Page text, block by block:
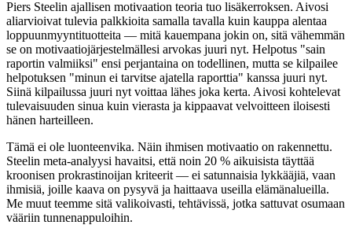
Piers Steelin ajallisen motivaation teoria tuo lisäkerroksen. Aivosi
aliarvioivat tulevia palkkioita samalla tavalla kuin kauppa alentaa
loppuunmyyntituotteita — mitä kauempana jokin on, sitä vähemmän
se on motivaatiojärjestelmällesi arvokas juuri nyt. Helpotus "sain
raportin valmiiksi" ensi perjantaina on todellinen, mutta se kilpailee
helpotuksen "minun ei tarvitse ajatella raporttia" kanssa juuri nyt.
Siinä kilpailussa juuri nyt voittaa lähes joka kerta. Aivosi kohtelevat
tulevaisuuden sinua kuin vierasta ja kippaavat velvoitteen iloisesti
hänen harteilleen.
Tämä ei ole luonteenvika. Näin ihmisen motivaatio on rakennettu.
Steelin meta-analyysi havaitsi, että noin 20 % aikuisista täyttää
kroonisen prokrastinoijan kriteerit — ei satunnaisia lykkääjiä, vaan
ihmisiä, joille kaava on pysyvä ja haittaava useilla elämänalueilla.
Me muut teemme sitä valikoivasti, tehtävissä, jotka sattuvat osumaan
vääriin tunnenappuloihin.